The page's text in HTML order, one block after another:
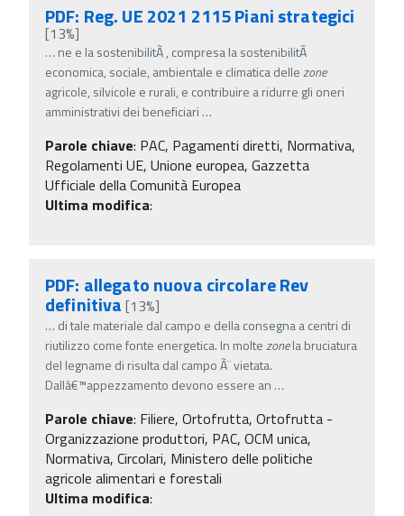
PDF: Reg. UE 2021 2115 Piani strategici
[13%]
… ne e la sostenibilitÃ , compresa la sostenibilitÃ
economica, sociale, ambientale e climatica dellezone
agricole, silvicole e rurali, e contribuire a ridurre gli oneri
amministrativi dei beneficiari …
Parole chiave: PAC, Pagamenti diretti, Normativa,
Regolamenti UE, Unione europea, Gazzetta
Ufficiale della Comunità Europea
Ultima modifica:
PDF: allegato nuova circolare Rev
definitiva [13%]
… di tale materiale dal campo e della consegna a centri di
riutilizzo come fonte energetica. In moltezonela bruciatura
del legname di risulta dal campo Ã¨ vietata.
Dallâ€™appezzamento devono essere an …
Parole chiave: Filiere, Ortofrutta, Ortofrutta -
Organizzazione produttori, PAC, OCM unica,
Normativa, Circolari, Ministero delle politiche
agricole alimentari e forestali
Ultima modifica: